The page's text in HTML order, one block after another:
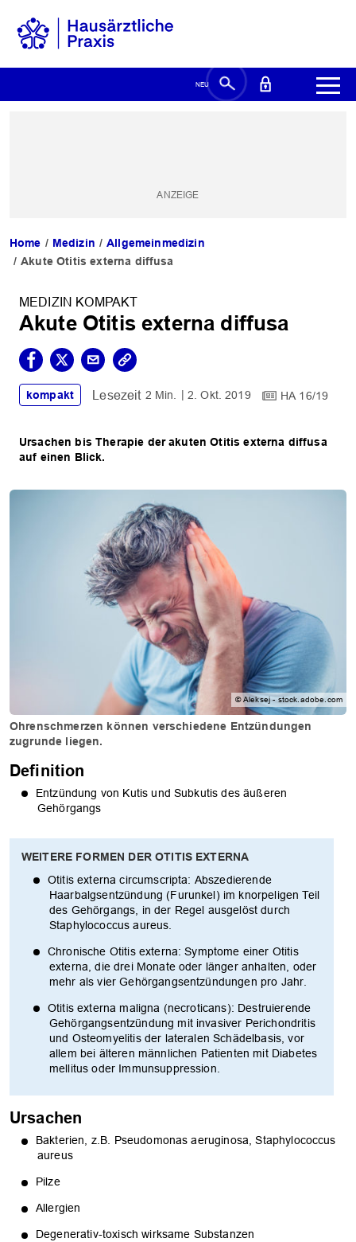
Home Medizin
Allgemeinmedizin
Akute Otitis externa diffusa
MEDIZIN KOMPAKT
Akute Otitis externa diffusa
kompakt 2 Min. 2. Okt. 2019 HA 16/19
Ursachen bis Therapie der akuten Otitis externa diffusa
auf einen Blick.
© Aleksej - stock.adobe.com
Ohrenschmerzen können verschiedene Entzündungen
zugrunde liegen.
Definition
Entzündung von Kutis und Subkutis des äußeren
Gehörgangs
WEITERE FORMEN DER OTITIS EXTERNA
Otitis externa circumscripta: Abszedierende
Haarbalgsentzündung (Furunkel) im knorpeligen Teil
des Gehörgangs, in der Regel ausgelöst durch
Staphylococcus aureus.
Chronische Otitis externa: Symptome einer Otitis
externa, die drei Monate oder länger anhalten, oder
mehr als vier Gehörgangsentzündungen pro Jahr.
Otitis externa maligna (necroticans): Destruierende
Gehörgangsentzündung mit invasiver Perichondritis
und Osteomyelitis der lateralen Schädelbasis, vor
allem bei älteren männlichen Patienten mit Diabetes
mellitus oder Immunsuppression.
Ursachen
Bakterien, z.B. Pseudomonas aeruginosa, Staphylococcus
aureus
Pilze
Allergien
Degenerativ-toxisch wirksame Substanzen